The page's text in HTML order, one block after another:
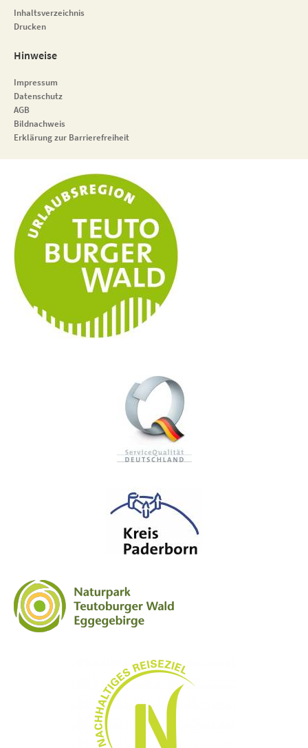
Inhaltsverzeichnis
Drucken
Hinweise
Impressum
Datenschutz
AGB
Bildnachweis
Erklärung zur Barrierefreiheit